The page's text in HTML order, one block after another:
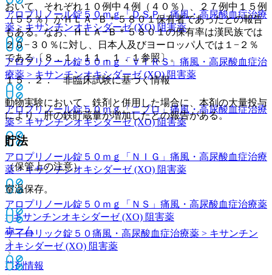
アロプリノール錠５０ｍｇ「ＤＳＰ」痛風・高尿酸血症治療
薬 > キサンチンオキシダーゼ (XO) 阻害薬
アロプリノール錠５０ｍｇ「ＶＴＲＳ」 痛風・高尿酸血症治
療薬 > キサンチンオキシダーゼ (XO) 阻害薬
アロプリノール錠５０ｍｇ「ニプロ」痛風・高尿酸血症治療
薬 > キサンチンオキシダーゼ (XO) 阻害薬
アロプリノール錠５０ｍｇ「ＮＩＧ」 痛風・高尿酸血症治療
薬 > キサンチンオキシダーゼ (XO) 阻害薬
アロプリノール錠５０ｍｇ「ＮＳ」 痛風・高尿酸血症治療薬
> キサンチンオキシダーゼ (XO) 阻害薬
ホーム
薬剤情報
おいて、それぞれ１０例中４例（４０％）、２７例中１５例
（５５％）がＨＬＡ−Ｂ＊５８０１保有者であったとの報告
もある。なお、ＨＬＡ−Ｂ＊５８０１の保有率は漢民族では
２０−３０％に対し、日本人及びヨーロッパ人では１−２％
である〔８．１、１１．１．１参照〕。
１５．２． 非臨床試験に基づく情報
動物実験において、鉄剤と併用した場合に、本剤の大量投与
により、肝の鉄貯蔵量が増加したとの報告がある。
貯法
（保管上の注意）
室温保存。
ザイロリック錠５０痛風・高尿酸血症治療薬 > キサンチン
オキシダーゼ (XO) 阻害薬